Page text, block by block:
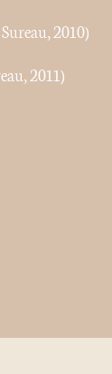
2010)
2011)